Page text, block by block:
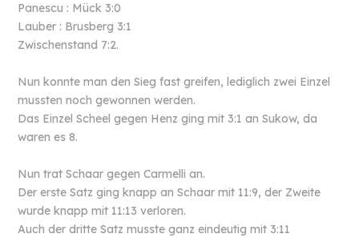
Panescu : Mück 3:0
Lauber : Brusberg 3:1
Zwischenstand 7:2.
Nun konnte man den Sieg fast greifen, lediglich zwei Einzel
mussten noch gewonnen werden.
Das Einzel Scheel gegen Henz ging mit 3:1 an Sukow, da
waren es 8.
Nun trat Schaar gegen Carmelli an.
Der erste Satz ging knapp an Schaar mit 11:9, der Zweite
wurde knapp mit 11:13 verloren.
Auch der dritte Satz musste ganz eindeutig mit 3:11